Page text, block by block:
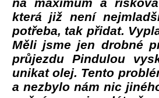
která již není
potřeba, tak přidat.
Měli jsme jen drobné
průjezdu Pindulou
unikat olej. Tento
a nezbylo nám nic